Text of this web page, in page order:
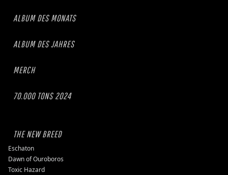
ALBUM DES MONATS
ALBUM DES JAHRES
MERCH
70.000 TONS 2024
THE NEW BREED
Eschaton
Dawn of Ouroboros
Toxic Hazard